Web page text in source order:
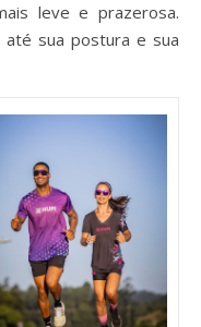
leve e prazerosa.
até sua postura e sua